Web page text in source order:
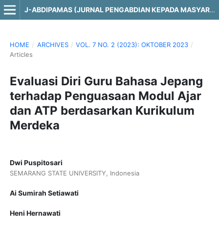
J-ABDIPAMAS (JURNAL PENGABDIAN KEPADA MASYARAKAT)
HOME / ARCHIVES / VOL. 7 NO. 2 (2023): OKTOBER 2023 /
Articles
Evaluasi Diri Guru Bahasa Jepang
terhadap Penguasaan Modul Ajar
dan ATP berdasarkan Kurikulum
Merdeka
Dwi Puspitosari
SEMARANG STATE UNIVERSITY, Indonesia
Ai Sumirah Setiawati
Heni Hernawati